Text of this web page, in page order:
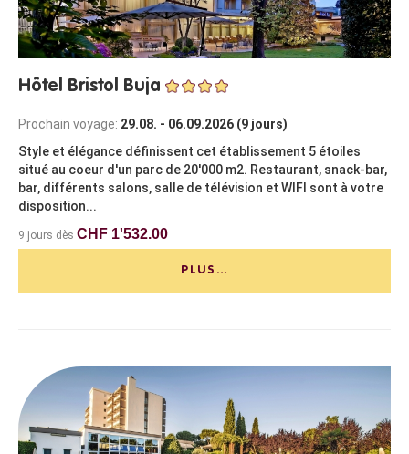
Hôtel Bristol Buja
Prochain voyage: 29.08. - 06.09.2026 (9 jours)
Style et élégance définissent cet établissement 5 étoiles
situé au coeur d'un parc de 20'000 m2. Restaurant, snack-bar,
bar, différents salons, salle de télévision et WIFI sont à votre
disposition...
9 jours dès CHF 1'532.00
PLUS…